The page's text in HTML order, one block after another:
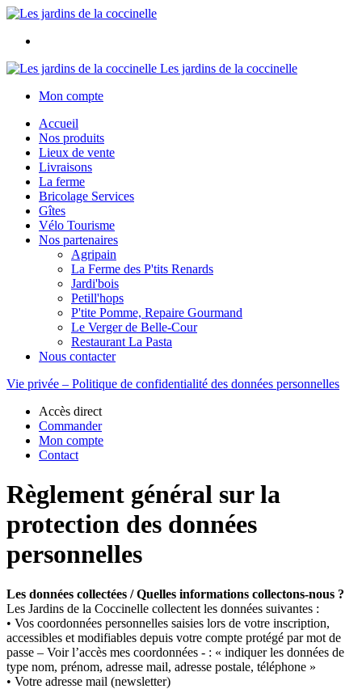
Les jardins de la coccinelle
Mon compte
Accueil
Nos produits
Lieux de vente
Livraisons
La ferme
Bricolage Services
Gîtes
Vélo Tourisme
Nos partenaires
Agripain
La Ferme des P'tits Renards
Jardi'bois
Petill'hops
P'tite Pomme, Repaire Gourmand
Le Verger de Belle-Cour
Restaurant La Pasta
Nous contacter
Vie privée – Politique de confidentialité des données personnelles
Accès direct
Commander
Mon compte
Contact
Règlement général sur la
protection des données
personnelles
Les données collectées / Quelles informations collectons-nous ?
Les Jardins de la Coccinelle collectent les données suivantes :
• Vos coordonnées personnelles saisies lors de votre inscription,
accessibles et modifiables depuis votre compte protégé par mot de
passe – Voir l’accès mes coordonnées - : « indiquer les données de
type nom, prénom, adresse mail, adresse postale, téléphone »
• Votre adresse mail (newsletter)